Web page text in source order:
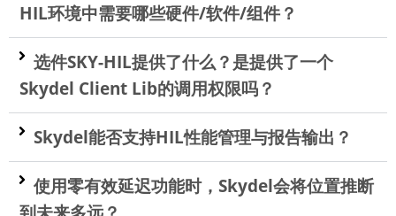
HIL环境中需要哪些硬件/软件/组件？
选件SKY-HIL提供了什么？是提供了一个
Skydel Client Lib的调用权限吗？
Skydel能否支持HIL性能管理与报告输出？
使用零有效延迟功能时，Skydel会将位置推断